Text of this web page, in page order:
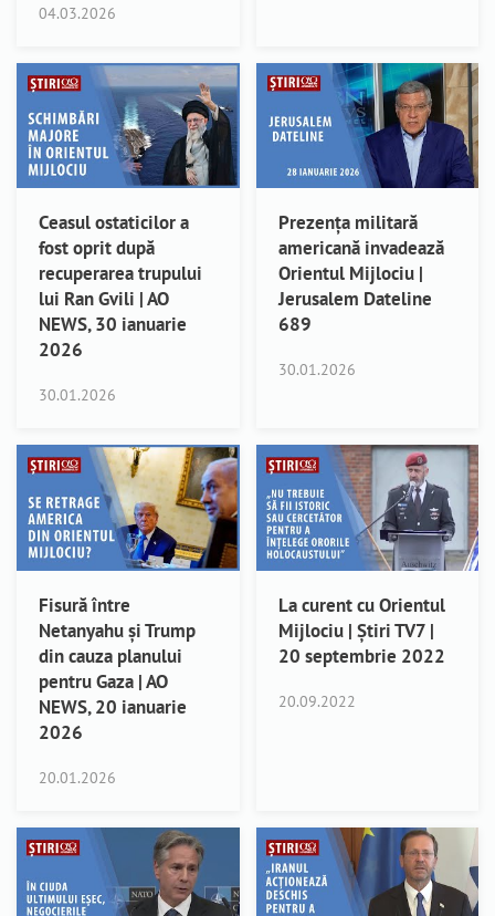
04.03.2026
Ceasul ostaticilor a
fost oprit după
recuperarea trupului
lui Ran Gvili | AO
NEWS, 30 ianuarie
2026
30.01.2026
Prezența militară
americană invadează
Orientul Mijlociu |
Jerusalem Dateline
689
30.01.2026
Fisură între
Netanyahu și Trump
din cauza planului
pentru Gaza | AO
NEWS, 20 ianuarie
2026
20.01.2026
La curent cu Orientul
Mijlociu | Știri TV7 |
20 septembrie 2022
20.09.2022